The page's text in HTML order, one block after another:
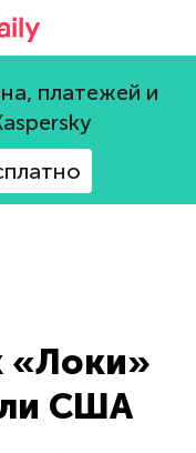
платежей и
«Локи»
США